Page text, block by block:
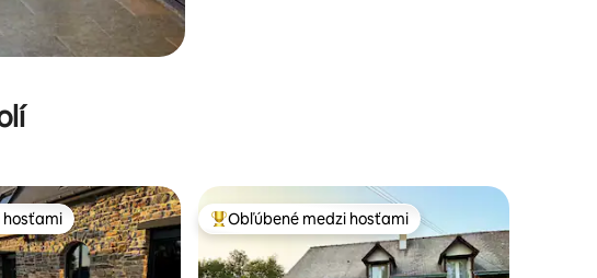
hosťami
hosťami Najobľúbenejšie medzi hosťami
Obľúbené medzi hosťami